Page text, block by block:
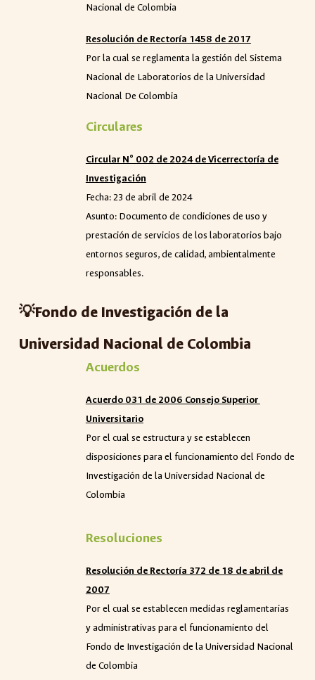
Nacional de Colombia
Resolución de Rectoría 1458 de 2017
Por la cual se reglamenta la gestión del Sistema
Nacional de Laboratorios de la Universidad
Nacional De Colombia
Circulares
Circular N° 002 de 2024 de Vicerrectoría de
Investigación
Fecha:23 de abril de 2024
Asunto: Documento de condiciones de uso y
prestación de servicios de los laboratorios bajo
entornos seguros, de calidad, ambientalmente
responsables.
💡Fondo de Investigación de la
Universidad Nacional de Colombia
Acuerdos
Acuerdo 031 de 2006 Consejo Superior
Universitario
Por el cual se estructura y se establecen
disposiciones para el funcionamiento del Fondo de
Investigación de la Universidad Nacional de
Colombia
Resoluciones
Resolución de Rectoría 372 de 18 de abril de
2007
Por el cual se establecen medidas reglamentarias
y administrativas para el funcionamiento del
Fondo de Investigación de la Universidad Nacional
de Colombia